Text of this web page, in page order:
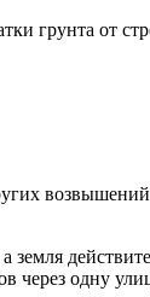
грунта от
земля
через одну